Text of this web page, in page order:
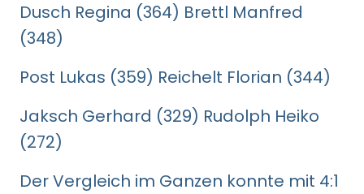
Dusch Regina (364) Brettl Manfred
(348)
Post Lukas (359) Reichelt Florian (344)
Jaksch Gerhard (329) Rudolph Heiko
(272)
Der Vergleich im Ganzen konnte mit 4:1